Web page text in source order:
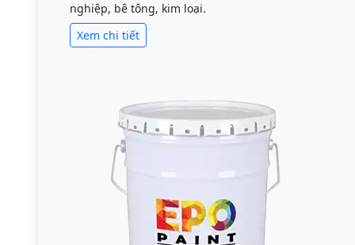
nghiệp, bê tông, kim loại.
Xem chi tiết